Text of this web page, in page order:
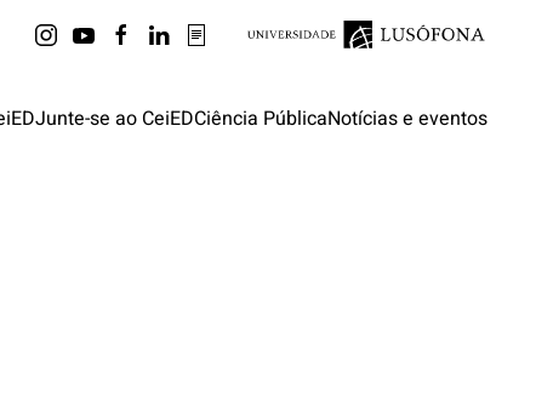
Junte-se ao CeiEDCiência PúblicaNotícias e eventos